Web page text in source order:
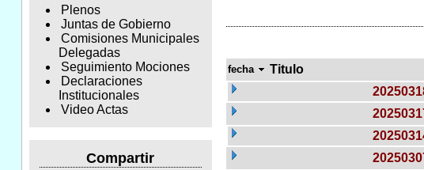
Plenos
Juntas de Gobierno
Comisiones Municipales
Delegadas
Seguimiento Mociones
Declaraciones
Institucionales
Video Actas
Compartir
fecha Titulo